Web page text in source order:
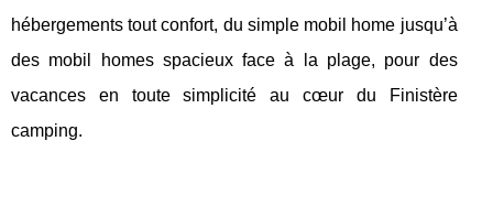
hébergements tout confort, du simple mobil home jusqu’à
des mobil homes spacieux face à la plage, pour des
vacances en toute simplicité au cœur du Finistère
camping.